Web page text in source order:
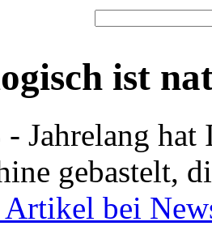
ist
Jahrelang
gebastelt,
bei